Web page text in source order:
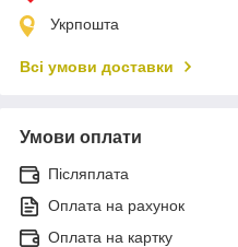
Укрпошта
Всі умови доставки
Умови оплати
Післяплата
Оплата на рахунок
Оплата на картку